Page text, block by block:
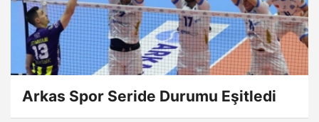
Arkas Spor Seride Durumu Eşitledi